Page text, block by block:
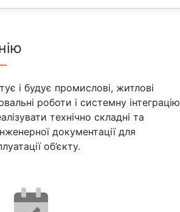
і будує промислові, житлові
роботи і системну інтеграцію
технічно складні та
документації для
об’єкту.